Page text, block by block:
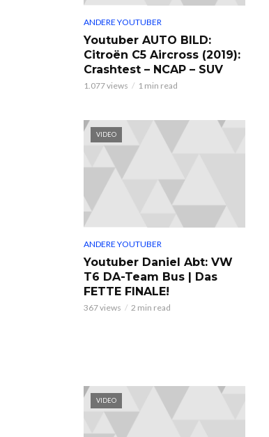
ANDERE YOUTUBER
Youtuber AUTO BILD:
Citroën C5 Aircross (2019):
Crashtest – NCAP – SUV
1.077 views 1 min read
VIDEO
ANDERE YOUTUBER
Youtuber Daniel Abt: VW
T6 DA-Team Bus | Das
FETTE FINALE!
367 views 2 min read
VIDEO